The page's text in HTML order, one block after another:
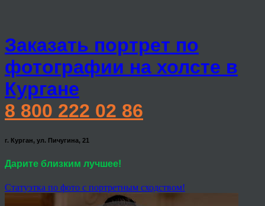
Заказать портрет по
фотографии на холсте в
Кургане
8 800 222 02 86
г. Курган, ул. Пичугина, 21
Дарите близким лучшее!
Статуэтка по фото с портретным сходством!